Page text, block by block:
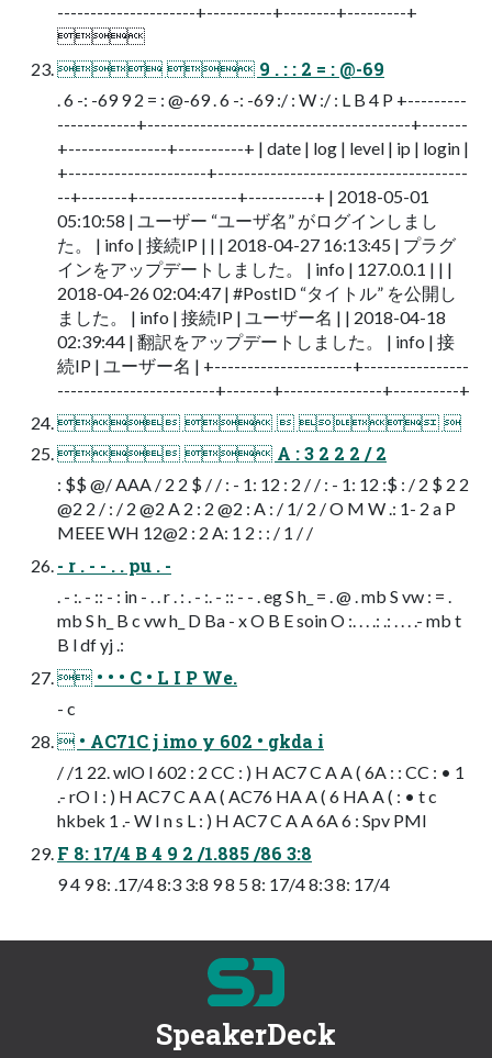
---------------------+----------+--------+---------+

  9 . : : 2 = : @-69
. 6 -: -69 9 2 = : @-69 . 6 -: -69 :/ : W :/ : L B 4 P +---------
------------+----------------------------------------+-------
+---------------+----------+ | date | log | level | ip | login |
+---------------------+--------------------------------------
--+-------+---------------+----------+ | 2018-05-01
05:10:58 | ユーザー “ユーザ名” がログインしまし
た。 | info | 接続IP | | | 2018-04-27 16:13:45 | プラグ
インをアップデートしました。 | info | 127.0.0.1 | | |
2018-04-26 02:04:47 | #PostID “タイトル” を公開し
ました。 | info | 接続IP | ユーザー名 | | 2018-04-18
02:39:44 | 翻訳をアップデートしました。 | info | 接
続IP | ユーザー名 | +---------------------+----------------
------------------------+-------+---------------+----------+
    
  A : 3 2 2 2 / 2
: $$ @/ AAA / 2 2 $ / / : - 1: 12 : 2 / / : - 1: 12 :$ : / 2 $ 2 2
@2 2 / : / 2 @2 A 2 : 2 @2 : A : / 1/ 2 / O M W .: 1- 2 a P
MEEE WH 12@2 : 2 A: 1 2 : : / 1 / /
- r . - - . . pu . -
. - :. - :: - : in - . . r . : . - :. - :: - - . eg S h_ = . @ . mb S vw : = .
mb S h_ B c vw h_ D Ba - x O B E soin O :. . . .: .: . . . .- mb t
B l df yj .:
 • • • C • L I P We.
- c
 • AC71C j imo y 602 • gkda i
/ /1 22. wlO I 602 : 2 CC : ) H AC7 C A A ( 6A : : CC : • 1
.- rO I : ) H AC7 C A A ( AC76 HA A ( 6 HA A ( : • t c
hkbek 1 .- W I n s L : ) H AC7 C A A 6A 6 : Spv PMI
F 8: 17/4 B 4 9 2 /1.885 /86 3:8
9 4 9 8: .17/4 8:3 3:8 9 8 5 8: 17/4 8:3 8: 17/4
SpeakerDeck